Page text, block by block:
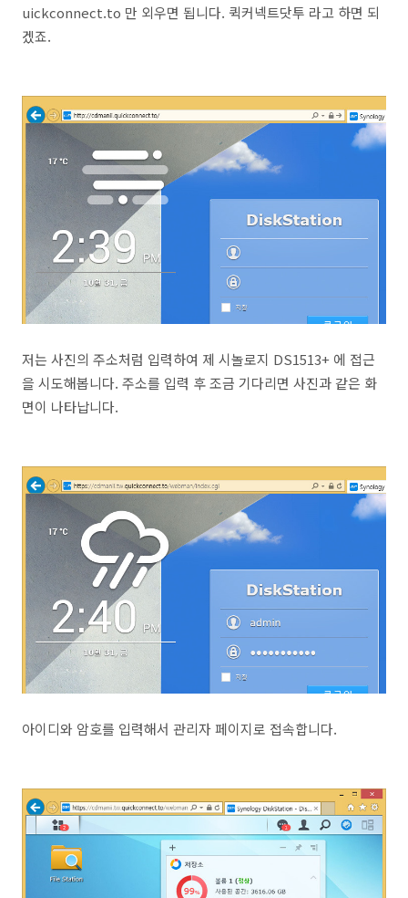
uickconnect.to 만 외우면 됩니다. 퀵커넥트닷투 라고 하면 되
겠죠.
저는 사진의 주소처럼 입력하여 제 시놀로지 DS1513+ 에 접근
을 시도해봅니다. 주소를 입력 후 조금 기다리면 사진과 같은 화
면이 나타납니다.
아이디와 암호를 입력해서 관리자 페이지로 접속합니다.